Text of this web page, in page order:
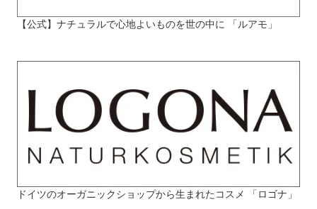
【公式】ナチュラルで心地よいものを世の中に 「ルアモ」
ドイツのオーガニックショップから生まれたコスメ 「ロゴナ」